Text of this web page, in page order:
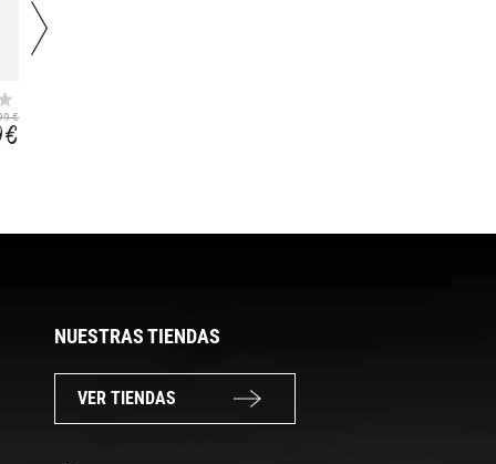
€
€
NUESTRAS TIENDAS
VER TIENDAS